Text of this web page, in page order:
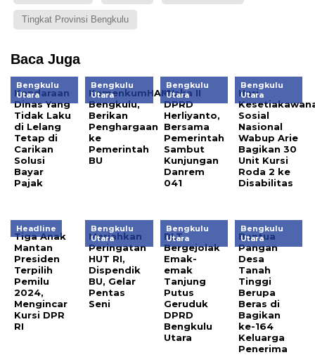
Tingkat Provinsi Bengkulu
Baca Juga
Bengkulu
Utara
Kendaraan
Dinas Yang
Tidak Laku
di Lelang
Tetap di
Carikan
Solusi
Bayar
Pajak
Bengkulu
Utara
KemenkumHAM
Bengkulu,
Berikan
Penghargaan
ke
Pemerintah
BU
Bengkulu
Utara
Waka II
DPRD
Herliyanto,
Bersama
Pemerintah
Sambut
Kunjungan
Danrem
041
Bengkulu
Utara
Hari
Sosial
Nasional
Wabup Arie
Bagikan 30
Unit Kursi
Roda 2 ke
Disabilitas
Headline
Tiga Anak
Mantan
Presiden
Terpilih
Pemilu
2024,
Mengincar
Kursi DPR
RI
Bengkulu
Utara
Meriahkan
Peringatan
HUT RI,
Dispendik
BU, Gelar
Pentas
Seni
Bengkulu
Utara
BLT
Bergejolak
Emak-
emak
Tanjung
Putus
Geruduk
DPRD
Bengkulu
Utara
Bengkulu
Utara
Bantua
Pangan
Desa
Tanah
Tinggi
Berupa
Beras di
Bagikan
ke-164
Keluarga
Penerima